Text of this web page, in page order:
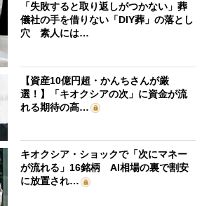
「失敗すると取り返しがつかない」葬
儀社の手を借りない「DIY葬」の落とし
穴 素人には…
【資産10億円超・かんちさんが厳
選！】「キオクシアの次」に資金が流
れる期待の高…
キオクシア・ショックで「次にマネー
が流れる」16銘柄 AI相場の裏で割安
に放置され…